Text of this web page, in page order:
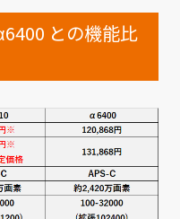
との機能比